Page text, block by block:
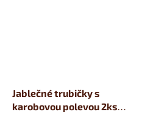
Jablečné trubičky s
karobovou polevou 2ks